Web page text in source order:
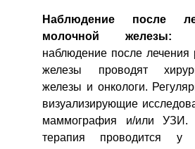
Наблюдение после
молочной железы:
наблюдение после лечения
железы проводят
железы и онкологи.
визуализирующие
маммография и/или УЗИ.
терапия проводится у